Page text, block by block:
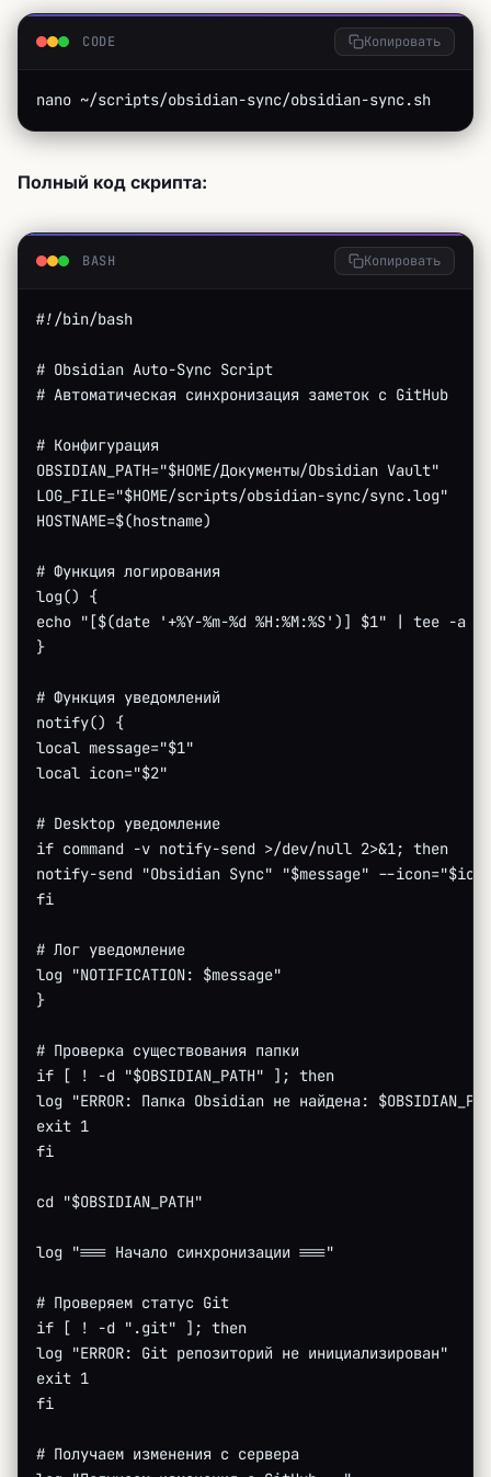
CODE Копировать
nano ~/scripts/obsidian-sync/obsidian-sync.sh
Полный код скрипта:
BASH Копировать
#!/bin/bash
# Obsidian Auto-Sync Script
# Автоматическая синхронизация заметок с GitHub
# Конфигурация
OBSIDIAN_PATH="$HOME/Документы/Obsidian Vault"
LOG_FILE="$HOME/scripts/obsidian-sync/sync.log"
HOSTNAME=$(hostname)
# Функция логирования
log() {
echo "[$(date '+%Y-%m-%d %H:%M:%S')] $1" | tee -a
}
# Функция уведомлений
notify() {
local message="$1"
local icon="$2"
# Desktop уведомление
if command -v notify-send >/dev/null 2>&1; then
notify-send "Obsidian Sync" "$message" --
fi
# Лог уведомление
log "NOTIFICATION: $message"
}
# Проверка существования папки
if [ ! -d "$OBSIDIAN_PATH" ]; then
log "ERROR: Папка Obsidian не найдена:
exit 1
fi
cd "$OBSIDIAN_PATH"
log "=== Начало синхронизации ==="
# Проверяем статус Git
if [ ! -d ".git" ]; then
log "ERROR: Git репозиторий не инициализирован"
exit 1
fi
# Получаем изменения с сервера